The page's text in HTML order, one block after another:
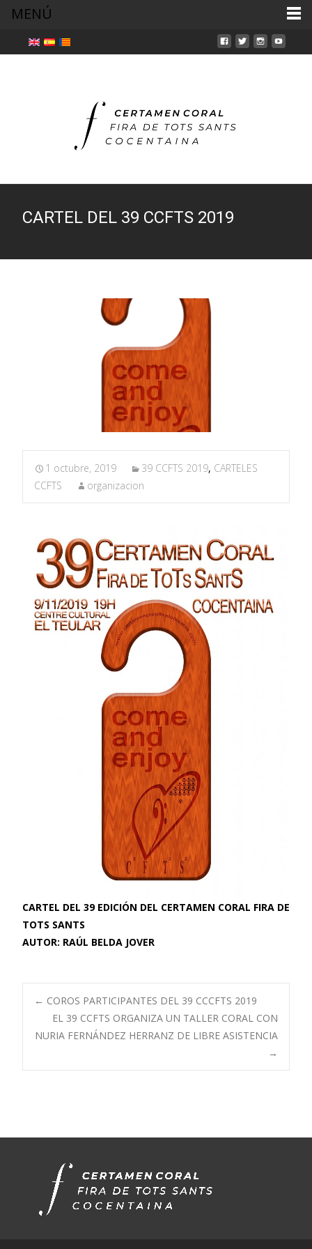
CARTEL DEL 39 CCFTS 2019
1 octubre, 2019 39 CCFTS 2019, CARTELES
CCFTS
organizacion
CARTEL DEL 39 EDICIÓN DEL CERTAMEN CORAL FIRA DE
TOTS SANTS
AUTOR: RAÚL BELDA JOVER
Navegación
← COROS PARTICIPANTES DEL 39 CCCFTS 2019
EL 39 CCFTS ORGANIZA UN TALLER CORAL CON
NURIA FERNÁNDEZ HERRANZ DE LIBRE ASISTENCIA
→
MENÚ